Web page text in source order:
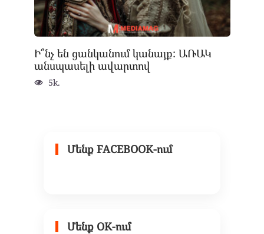
Ի՞նչ են ցանկանում կանայք: ԱՌԱԿ
անսպասելի ավարտով
5k.
Մենք FACEBOOK-ում
Մենք OK-ում